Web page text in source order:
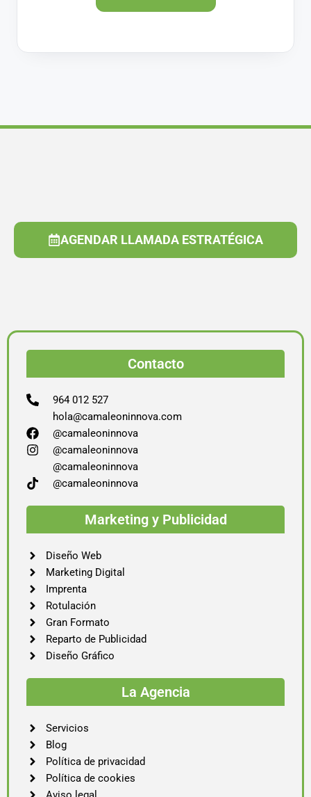
AGENDAR LLAMADA ESTRATÉGICA
Contacto
964 012 527
hola@camaleoninnova.com
@camaleoninnova
@camaleoninnova
@camaleoninnova
@camaleoninnova
Marketing y Publicidad
Diseño Web
Marketing Digital
Imprenta
Rotulación
Gran Formato
Reparto de Publicidad
Diseño Gráfico
La Agencia
Servicios
Blog
Política de privacidad
Política de cookies